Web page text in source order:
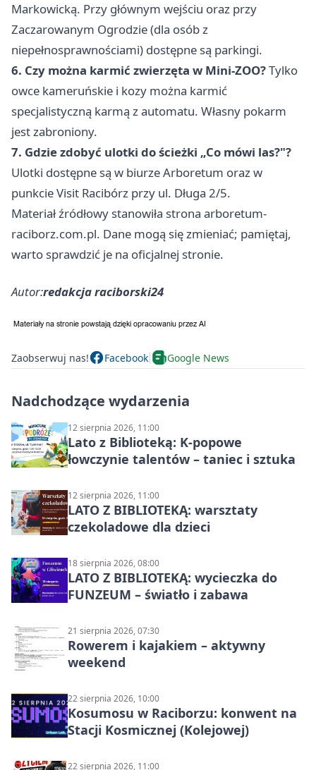
Markowicką. Przy głównym wejściu oraz przy
Zaczarowanym Ogrodzie (dla osób z
niepełnosprawnościami) dostępne są parkingi.
6. Czy można karmić zwierzęta w Mini-ZOO?Tylko
owce kameruńskie i kozy można karmić
specjalistyczną karmą z automatu. Własny pokarm
jest zabroniony.
7. Gdzie zdobyć ulotki do ścieżki „Co mówi las?"?
Ulotki dostępne są w biurze Arboretum oraz w
punkcie Visit Racibórz przy ul. Długa 2/5.
Materiał źródłowy stanowiła strona arboretum-
raciborz.com.pl. Dane mogą się zmieniać; pamiętaj,
warto sprawdzić je na oficjalnej stronie.
Autor:redakcja raciborski24
Zaobserwuj nas! Facebook Google News
Nadchodzące wydarzenia
12 sierpnia 2026, 11:00
Lato z Biblioteką: K-popowe
łowczynie talentów – taniec i sztuka
12 sierpnia 2026, 11:00
LATO Z BIBLIOTEKĄ: warsztaty
czekoladowe dla dzieci
18 sierpnia 2026, 08:00
LATO Z BIBLIOTEKĄ: wycieczka do
FUNZEUM – światło i zabawa
21 sierpnia 2026, 07:30
Rowerem i kajakiem – aktywny
weekend
22 sierpnia 2026, 10:00
Kosumosu w Raciborzu: konwent na
Stacji Kosmicznej (Kolejowej)
22 sierpnia 2026, 11:00